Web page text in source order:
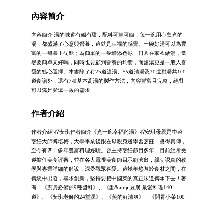
內容簡介
內容簡介 湯的味道有鹹有甜，配料可豐可簡，每一碗用心烹煮的
湯，都盛滿了心意與營養，這就是幸福的感覺。一碗好湯可以為豐
富的一餐畫上句點；為簡單的一餐增添色彩。日常在家裡做湯，當
然要簡單又好喝，同時也要顧到營養的均衡，而甜湯更是一般人喜
愛的點心選擇。本書除了有25道濃湯、55道清湯及20道甜湯共100
道食譜外，還有7種基本高湯的製作方法，內容豐富且完整，絕對
可以滿足愛湯一族的需求。
作者介紹
作者介紹 程安琪作者簡介《煮一碗幸福的湯》程安琪母親是中菜
烹飪大師傅培梅，大學畢業後跟在母親身邊學習烹飪，盡得真傳，
至今有四十多年豐富料理經驗。曾主持烹飪節目多年，目前經常受
邀擔任美食評審，並在各大電視美食節目示範演出，親切認真的教
學與專業詳細的解說，深受觀眾喜愛。這幾年悠遊於食材之間，在
傳統中出發，尋求創新，堅持要把中國菜的真正味道傳承下去！著
有：《廚房必備的9種醬料》、《蛋&amp;豆腐 最愛料理140
道》、《安琪老師的24堂課》、《蒸的好清爽》、《開胃小菜100